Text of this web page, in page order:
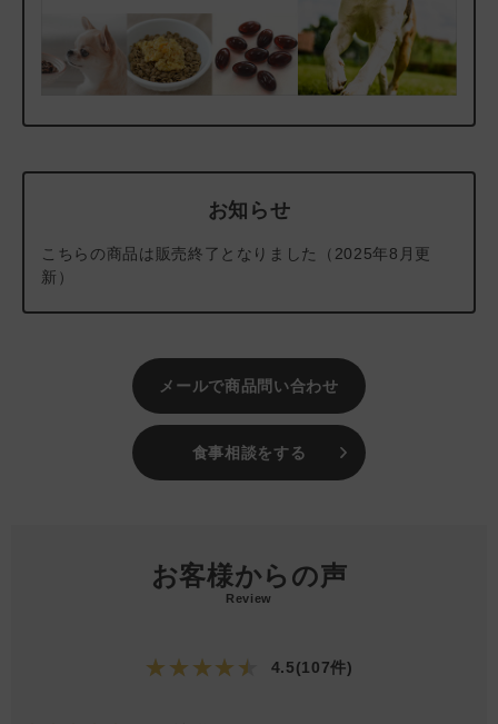
＃返金保証キャンペーン
＃低リン・低タンパク質・低ナトリウム_成犬フード
＃低リン・低タンパク質・低ナトリウム_シニア犬フード
＃低リン・低マグネシウム_成犬フード
お知らせ
こちらの商品は販売終了となりました（2025年8月更
新）
メールで商品問い合わせ
食事相談をする
お客様からの声
Review
★★★★★ 4.5(107件)